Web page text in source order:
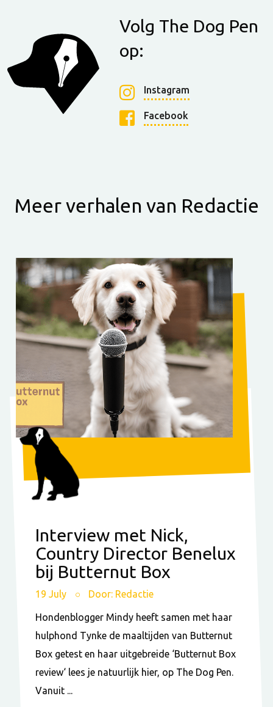
Volg The Dog Pen
op:
Instagram
Facebook
Meer verhalen van Redactie
Interview met Nick,
Country Director Benelux
bij Butternut Box
19 July Door: Redactie
Hondenblogger Mindy heeft samen met haar
hulphond Tynke de maaltijden van Butternut
Box getest en haar uitgebreide ‘Butternut Box
review‘ lees je natuurlijk hier, op The Dog Pen.
Vanuit ...